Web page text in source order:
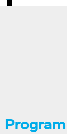
Program